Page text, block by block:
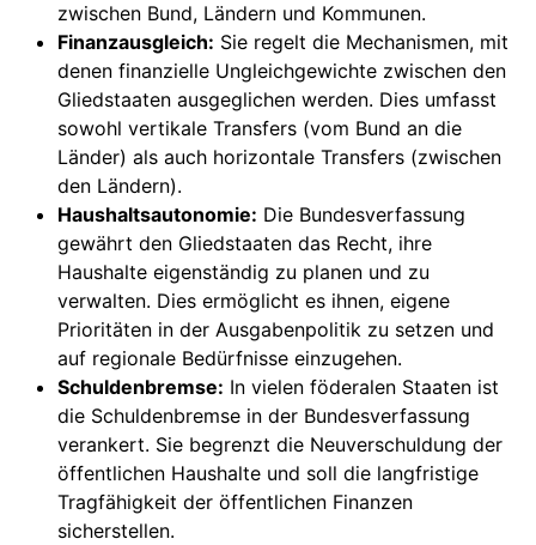
zwischen Bund, Ländern und Kommunen.
Finanzausgleich: Sie regelt die Mechanismen, mit
denen finanzielle Ungleichgewichte zwischen den
Gliedstaaten ausgeglichen werden. Dies umfasst
sowohl vertikale Transfers (vom Bund an die
Länder) als auch horizontale Transfers (zwischen
den Ländern).
Haushaltsautonomie: Die Bundesverfassung
gewährt den Gliedstaaten das Recht, ihre
Haushalte eigenständig zu planen und zu
verwalten. Dies ermöglicht es ihnen, eigene
Prioritäten in der Ausgabenpolitik zu setzen und
auf regionale Bedürfnisse einzugehen.
Schuldenbremse: In vielen föderalen Staaten ist
die Schuldenbremse in der Bundesverfassung
verankert. Sie begrenzt die Neuverschuldung der
öffentlichen Haushalte und soll die langfristige
Tragfähigkeit der öffentlichen Finanzen
sicherstellen.